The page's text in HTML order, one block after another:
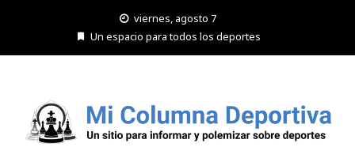
viernes, agosto 7
Un espacio para todos los deportes